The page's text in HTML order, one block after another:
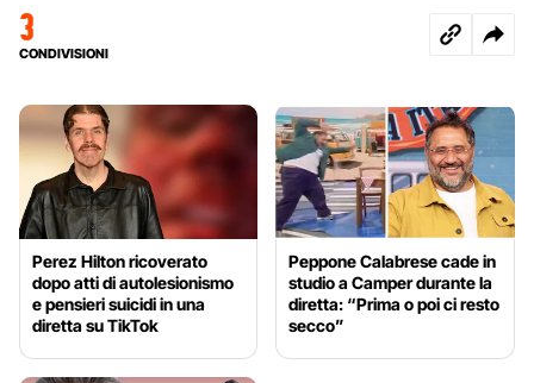
3
CONDIVISIONI
Perez Hilton ricoverato
dopo atti di autolesionismo
e pensieri suicidi in una
diretta su TikTok
Peppone Calabrese cade in
studio a Camper durante la
diretta: “Prima o poi ci resto
secco”